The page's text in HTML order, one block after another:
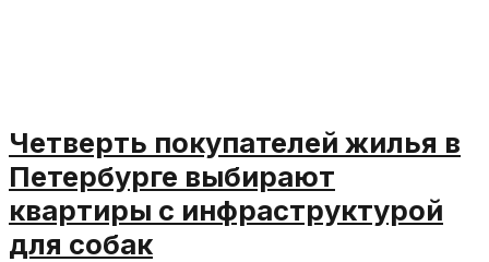
Четверть покупателей жилья в
Петербурге выбирают
квартиры с инфраструктурой
для собак